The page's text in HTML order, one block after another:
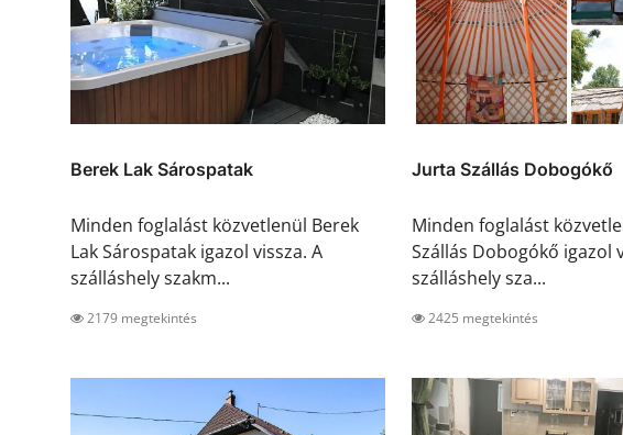
Berek Lak Sárospatak
Minden foglalást közvetlenül Berek
Lak Sárospatak igazol vissza. A
szálláshely szakm...
2179 megtekintés
Jurta Szállás Dobogókő
Minden foglalást
Szállás Dobogókő igazol
szálláshely sza...
2425 megtekintés